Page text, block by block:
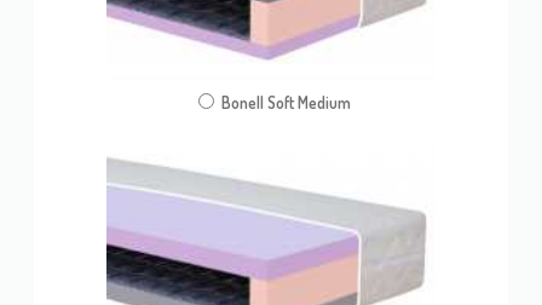
Bonell Soft Medium